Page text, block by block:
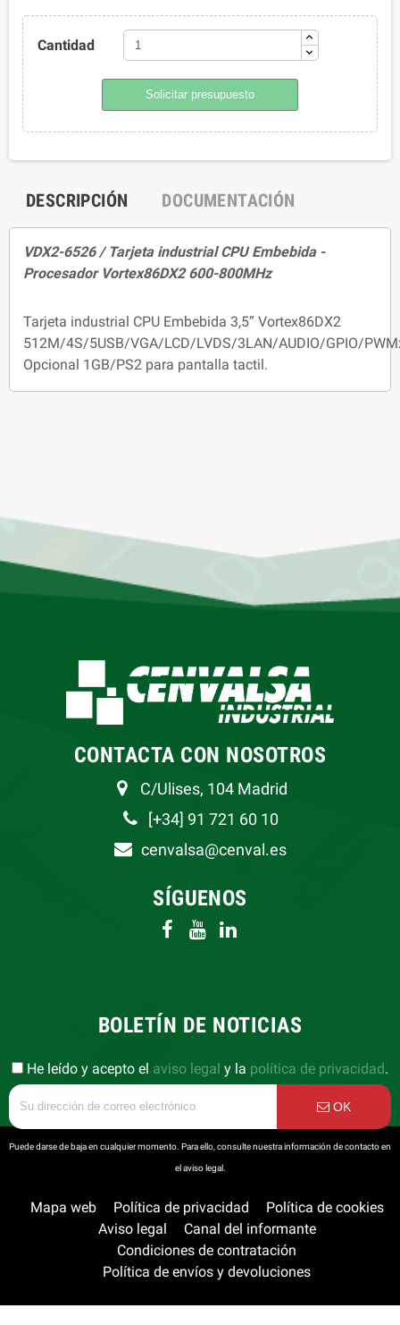
Cantidad
Solicitar presupuesto
DESCRIPCIÓN DOCUMENTACIÓN
VDX2-6526 / Tarjeta industrial CPU Embebida -
Procesador Vortex86DX2 600-800MHz
Tarjeta industrial CPU Embebida 3,5” Vortex86DX2
512M/4S/5USB/VGA/LCD/LVDS/3LAN/AUDIO/GPIO/
Opcional 1GB/PS2 para pantalla tactil.
CONTACTA CON NOSOTROS
C/Ulises, 104 Madrid
[+34] 91 721 60 10
cenvalsa@cenval.es
SÍGUENOS
BOLETÍN DE NOTICIAS
He leído y acepto el aviso legal y la política de privacidad.
OK
Puede darse de baja en cualquier momento. Para ello, consulte nuestra información de contacto en
el aviso legal.
Mapa web Política de privacidad
Política de cookies
Aviso legal
Canal del informante
Condiciones de contratación
Política de envíos y devoluciones